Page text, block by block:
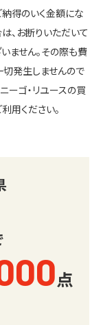
得のいく金額にな
、お断りいただいて
ません。その際も費
発生しませんので
ーゴ・リユースの買
用ください。
点